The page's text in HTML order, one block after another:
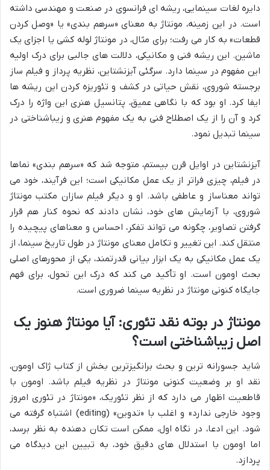
دایره لغات سینمایی، ریشه ای فرانسوی در صنعت و مهندسی داشته
است. در این زمینه، مونتاژ به معنای «سرهم بندی» یا «وصل کردن
قطعات» به کار می رفت؛ برای مثال، در مونتاژ لوله کشی یا اجزای یک
ماشین. این ریشه فنی و مکانیکی، دلالت های جالبی برای درک اولیه
این مفهوم در سینما دارد. سرگئی آیزنشتاین، نظریه پرداز و فیلم ساز
برجسته شوروی، نقش حیاتی در کشف و تئوریزه کردن این ریشه ها
ایفا کرد. او بود که با نگاهی عمیق، پتانسیل هنری این واژه را درک
کرد و آن را از یک اصطلاح فنی به یک مفهوم هنری و زیباشناختی در
سینما تبدیل نمود.
آیزنشتاین در اوایل قرن بیستم، متوجه شد که «سرهم بندی» نماها
در فیلم، چیزی فراتر از یک عمل مکانیکی است؛ این فرآیند، خود می
تواند معناساز و عاطفی باشد. او و دیگر فیلم سازان مکتب مونتاژ
شوروی، با آزمایش های خود، نشان دادند که نحوه کنار هم قرار
گرفتن تصاویر، چگونه می تواند تفکر، احساس و معناهای پیچیده را
منتقل کند. این تغییر و تکامل معنای مونتاژ در طول تاریخ سینما، از
یک عمل مکانیکی به یک ابزار بیانی قدرتمند، یکی از محورهای اصلی
بحث اومون است. او تأکید می کند که درک این تحول، برای فهم
جایگاه کنونی مونتاژ در نظریه سینما ضروری است.
مونتاژ در بوته نقد تئوری: آیا مونتاژ هنوز یک
اصل زیباشناختی است؟
شاید جسورانه ترین و بحث برانگیزترین بخش از کتاب ژاک اومون،
نقد او بر وضعیت کنونی مونتاژ در نظریه فیلم باشد. اومون با
قاطعیت اظهار می دارد که از نظر تئوریک، «مونتاژ در تئوری امروز
وجود خارجی ندارد» و اغلب با «تدوین» (editing) اشتباه گرفته می
شود. این ادعا، در نگاه اول، ممکن است تکان دهنده به نظر برسد،
اما اومون با استدلال های دقیق خود، به تبیین این دیدگاه می
پردازد.